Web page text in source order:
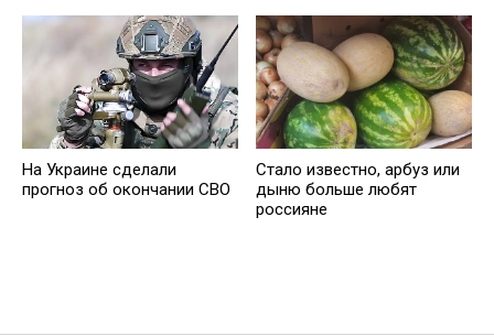
На Украине сделали
прогноз об окончании СВО
Стало известно, арбуз или
дыню больше любят
россияне